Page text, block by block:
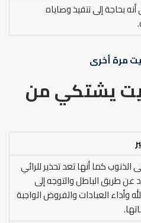
بحاجة إلى تنفيذ وصاياه
مرة أخرى
يشتكي من
الذنوب كما أنها تعد تحذير للرائي
عن طريق الباطل والتوجه إلى
وأداء العبادات والفروض الواجبة